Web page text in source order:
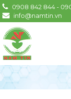
0908 842 844 -
info@namtin.vn